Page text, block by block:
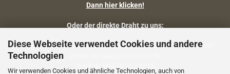
Diese Webseite verwendet Cookies und andere
Technologien
Wir verwenden Cookies und ähnliche Technologien, auch von
Dann hier klicken!
Oder der direkte Draht zu uns:
Fragen zu Artikelmaßen, Warenbestand, Lieferstatus, Versand?
Telefon: 09474-9523253